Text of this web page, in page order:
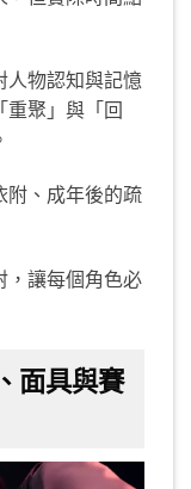
人物認知與記憶
重聚」與「回
附、成年後的疏
，讓每個角色必
面具與賽